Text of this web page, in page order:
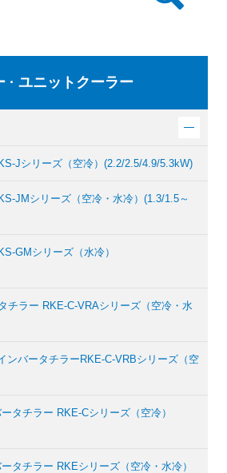
· ユニットクーラー
Jシリーズ（空冷） (2.2/2.5/4.9/5.3kW)
JMシリーズ（空冷・水冷） (1.3/1.5～
GMシリーズ（水冷）
チラー RKE-C-VRAシリーズ（空冷・水
ンバータチラー RKE-C-VRBシリーズ（空
タチラー RKE-Cシリーズ（空冷）
タチラー RKEシリーズ（空冷・水冷）